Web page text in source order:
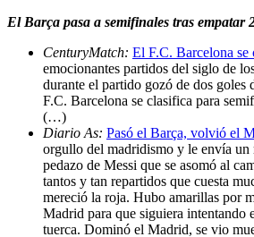
El Barça pasa a semifinales tras empatar
CenturyMatch: El F.C. Barcelona se
emocionantes partidos del siglo de
durante el partido gozó de dos goles
F.C. Barcelona se clasifica para
(…)
Diario As: Pasó el Barça, volvió el
orgullo del madridismo y le envía un
pedazo de Messi que se asomó al
tantos y tan repartidos que cuesta
mereció la roja. Hubo amarillas por
Madrid para que siguiera intentando
tuerca. Dominó el Madrid, se vio